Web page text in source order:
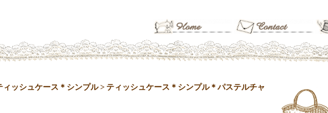
ィッシュケース＊シンプル> ティッシュケース＊シンプル＊パステルチャ